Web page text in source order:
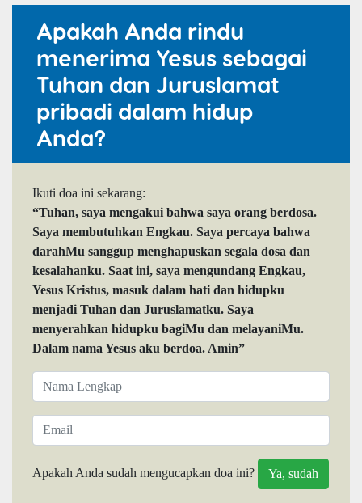
Apakah Anda rindu
menerima Yesus sebagai
Tuhan dan Juruslamat
pribadi dalam hidup
Anda?
Ikuti doa ini sekarang:
“Tuhan, saya mengakui bahwa saya orang berdosa.
Saya membutuhkan Engkau. Saya percaya bahwa
darahMu sanggup menghapuskan segala dosa dan
kesalahanku. Saat ini, saya mengundang Engkau,
Yesus Kristus, masuk dalam hati dan hidupku
menjadi Tuhan dan Juruslamatku. Saya
menyerahkan hidupku bagiMu dan melayaniMu.
Dalam nama Yesus aku berdoa. Amin”
Apakah Anda sudah mengucapkan doa ini?